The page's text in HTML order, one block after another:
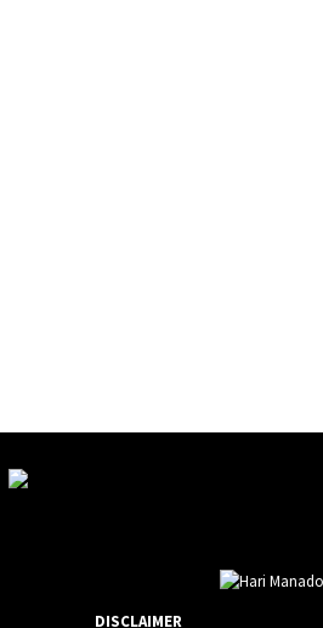
DISCLAIMER